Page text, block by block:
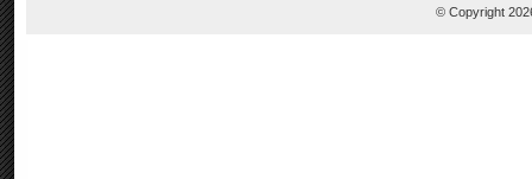
© Copyright